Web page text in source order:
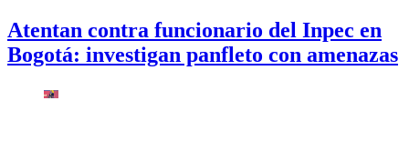
Atentan contra funcionario del Inpec en
Bogotá: investigan panfleto con amenazas